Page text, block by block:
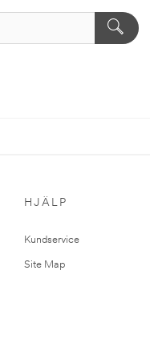
HJÄLP
Kundservice
Site Map